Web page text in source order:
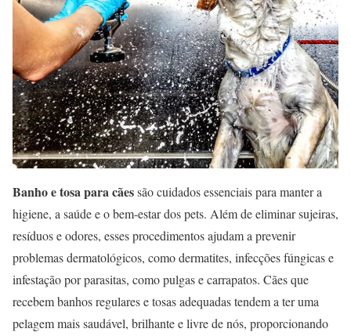
Banho e tosa para cãessão cuidados essenciais para manter a
higiene, a saúde e o bem-estar dos pets. Além de eliminar sujeiras,
resíduos e odores, esses procedimentos ajudam a prevenir
problemas dermatológicos, como dermatites, infecções fúngicas e
infestação por parasitas, como pulgas e carrapatos. Cães que
recebem banhos regulares e tosas adequadas tendem a ter uma
pelagem mais saudável, brilhante e livre de nós, proporcionando